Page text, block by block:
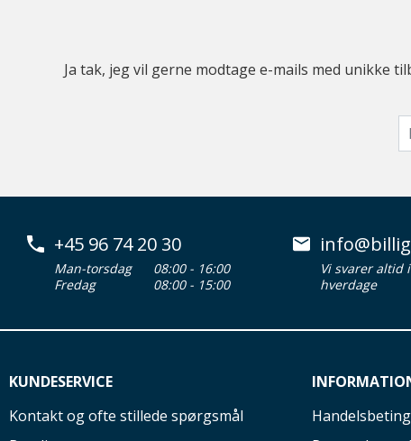
Ja tak, jeg vil gerne modtage e-mails med
+45 96 74 20 30
Man-torsdag
08:00 - 16:00
Fredag
08:00 - 15:00
Vi svarer altid
hverdage
KUNDESERVICE
Kontakt og ofte stillede spørgsmål